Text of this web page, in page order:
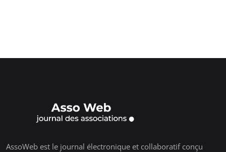
AssoWeb est le journal électronique et collaboratif conçu